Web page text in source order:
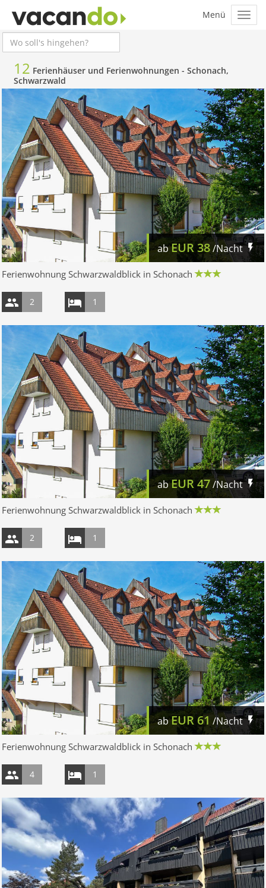
12 Ferienhäuser und Ferienwohnungen - Schonach,
Schwarzwald
abEUR38/Nacht
Ferienwohnung Schwarzwaldblick in Schonach
2 1
abEUR47/Nacht
Ferienwohnung Schwarzwaldblick in Schonach
2 1
abEUR 61 /Nacht
Ferienwohnung Schwarzwaldblick in Schonach
4 1